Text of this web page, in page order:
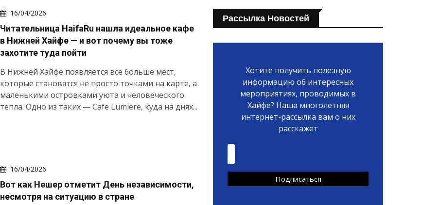
16/04/2026
Читательница HaifaRu нашла идеальное кафе
в Нижней Хайфе — и вот почему вы тоже
захотите туда пойти
В Нижней Хайфе появляется всё больше мест,
которые становятся не просто точками на карте, а
маленькими островками уюта и человеческого
тепла. Одно из таких — Cafe Lumiere, куда на днях...
16/04/2026
Вот как Нешер отметит День независимости,
несмотря на ситуацию в стране
Рассылка Новостей
Хотите получить полезную
информацию об интересных
мероприятиях, проводимых в
Хайфе? Наша многолетняя
интернет-рассылка вам о них
расскажет